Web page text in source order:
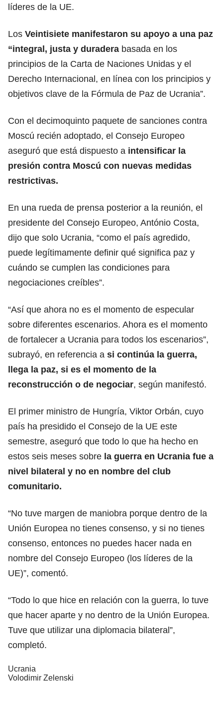
líderes de la UE.
Los Veintisiete manifestaron su apoyo a una paz
“integral, justa y duradera basada en los
principios de la Carta de Naciones Unidas y el
Derecho Internacional, en línea con los principios y
objetivos clave de la Fórmula de Paz de Ucrania”.
Con el decimoquinto paquete de sanciones contra
Moscú recién adoptado, el Consejo Europeo
aseguró que está dispuesto a intensificar la
presión contra Moscú con nuevas medidas
restrictivas.
En una rueda de prensa posterior a la reunión, el
presidente del Consejo Europeo, António Costa,
dijo que solo Ucrania, “como el país agredido,
puede legítimamente definir qué significa paz y
cuándo se cumplen las condiciones para
negociaciones creíbles”.
“Así que ahora no es el momento de especular
sobre diferentes escenarios. Ahora es el momento
de fortalecer a Ucrania para todos los escenarios”,
subrayó, en referencia a si continúa la guerra,
llega la paz, si es el momento de la
reconstrucción o de negociar, según manifestó.
El primer ministro de Hungría, Viktor Orbán, cuyo
país ha presidido el Consejo de la UE este
semestre, aseguró que todo lo que ha hecho en
estos seis meses sobre la guerra en Ucrania fue a
nivel bilateral y no en nombre del club
comunitario.
“No tuve margen de maniobra porque dentro de la
Unión Europea no tienes consenso, y si no tienes
consenso, entonces no puedes hacer nada en
nombre del Consejo Europeo (los líderes de la
UE)”, comentó.
“Todo lo que hice en relación con la guerra, lo tuve
que hacer aparte y no dentro de la Unión Europea.
Tuve que utilizar una diplomacia bilateral”,
completó.
Ucrania
Volodimir Zelenski